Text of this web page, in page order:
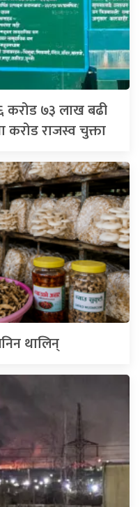
६ करोड ७३ लाख बढी
करोड राजस्व चुक्ता
थालिन्